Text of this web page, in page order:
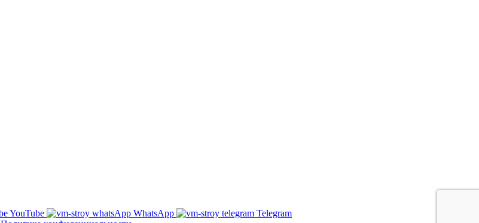
YouTube WhatsApp
Telegram